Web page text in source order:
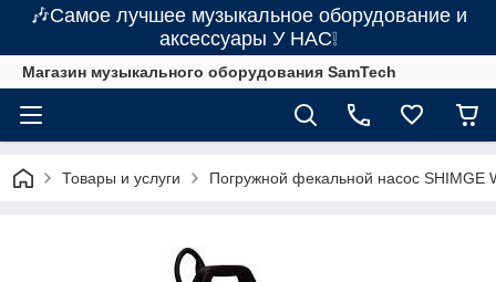
🎶Самое лучшее музыкальное оборудование и
аксессуары У НАС❕
Магазин музыкального оборудования SamTech
Товары и услуги Погружной фекальной насос SHIMGE